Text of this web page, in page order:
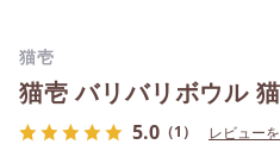
猫壱 バリバリボウル
5.0 （1） レビュー
猫壱